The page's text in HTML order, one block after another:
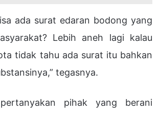
ada surat edaran bodong yang
Lebih aneh lagi kalau
tidak tahu ada surat itu bahkan
tegasnya.
pihak yang berani